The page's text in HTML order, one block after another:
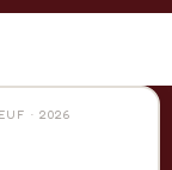
· 2026